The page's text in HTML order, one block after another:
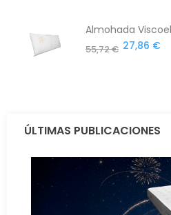
Almohada
55,72 € 27,86 €
ÚLTIMAS PUBLICACIONES